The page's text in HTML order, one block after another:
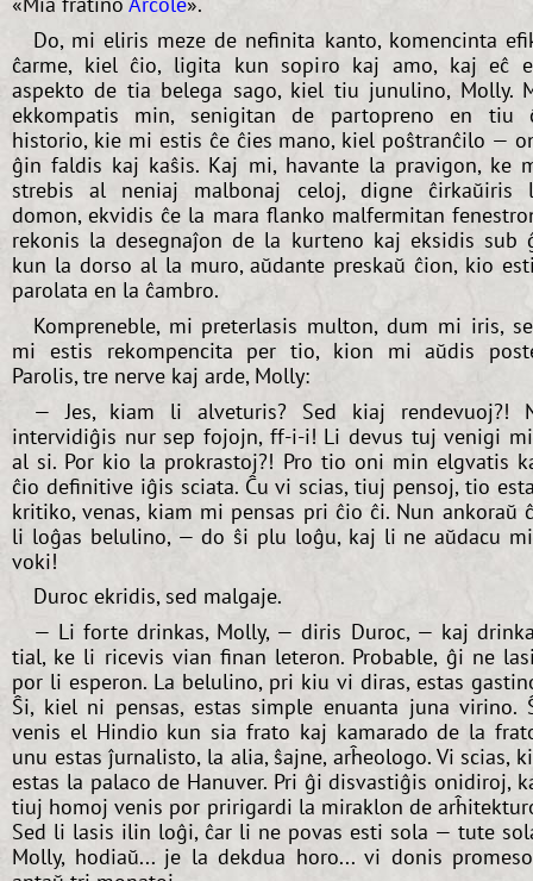
Do, mi eliris meze de nefinita kanto, komencinta
ĉarme, kiel ĉio, ligita kun sopiro kaj amo, kaj eĉ
aspekto de tia belega sago, kiel tiu junulino, Molly.
ekkompatis min, senigitan de partopreno en tiu
historio, kie mi estis ĉe ĉies mano, kiel poŝtranĉilo —
ĝin faldis kaj kaŝis. Kaj mi, havante la pravigon, ke
strebis al neniaj malbonaj celoj, digne ĉirkaŭiris
domon, ekvidis ĉe la mara flanko malfermitan
rekonis la desegnaĵon de la kurteno kaj eksidis sub
kun la dorso al la muro, aŭdante preskaŭ ĉion, kio
parolata en la ĉambro.
Kompreneble, mi preterlasis multon, dum mi iris,
mi estis rekompencita per tio, kion mi aŭdis
Parolis, tre nerve kaj arde, Molly:
— Jes, kiam li alveturis? Sed kiaj rendevuoj?!
intervidiĝis nur sep fojojn, ff-i-i! Li devus tuj venigi
al si. Por kio la prokrastoj?! Pro tio oni min elgvatis
ĉio definitive iĝis sciata. Ĉu vi scias, tiuj pensoj, tio
kritiko, venas, kiam mi pensas pri ĉio ĉi. Nun ankoraŭ
li loĝas belulino, — do ŝi plu loĝu, kaj li ne aŭdacu
voki!
Duroc ekridis, sed malgaje.
— Li forte drinkas, Molly, — diris Duroc, — kaj
tial, ke li ricevis vian finan leteron. Probable, ĝi ne
por li esperon. La belulino, pri kiu vi diras, estas
Ŝi, kiel ni pensas, estas simple enuanta juna virino.
venis el Hindio kun sia frato kaj kamarado de la
unu estas ĵurnalisto, la alia, ŝajne, arĥeologo. Vi scias,
estas la palaco de Hanuver. Pri ĝi disvastiĝis onidiroj,
tiuj homoj venis por pririgardi la miraklon de
Sed li lasis ilin loĝi, ĉar li ne povas esti sola — tute
Molly, hodiaŭ... je la dekdua horo... vi donis